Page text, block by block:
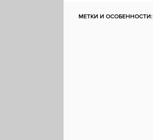
МЕТКИ И ОСОБЕННОСТИ: